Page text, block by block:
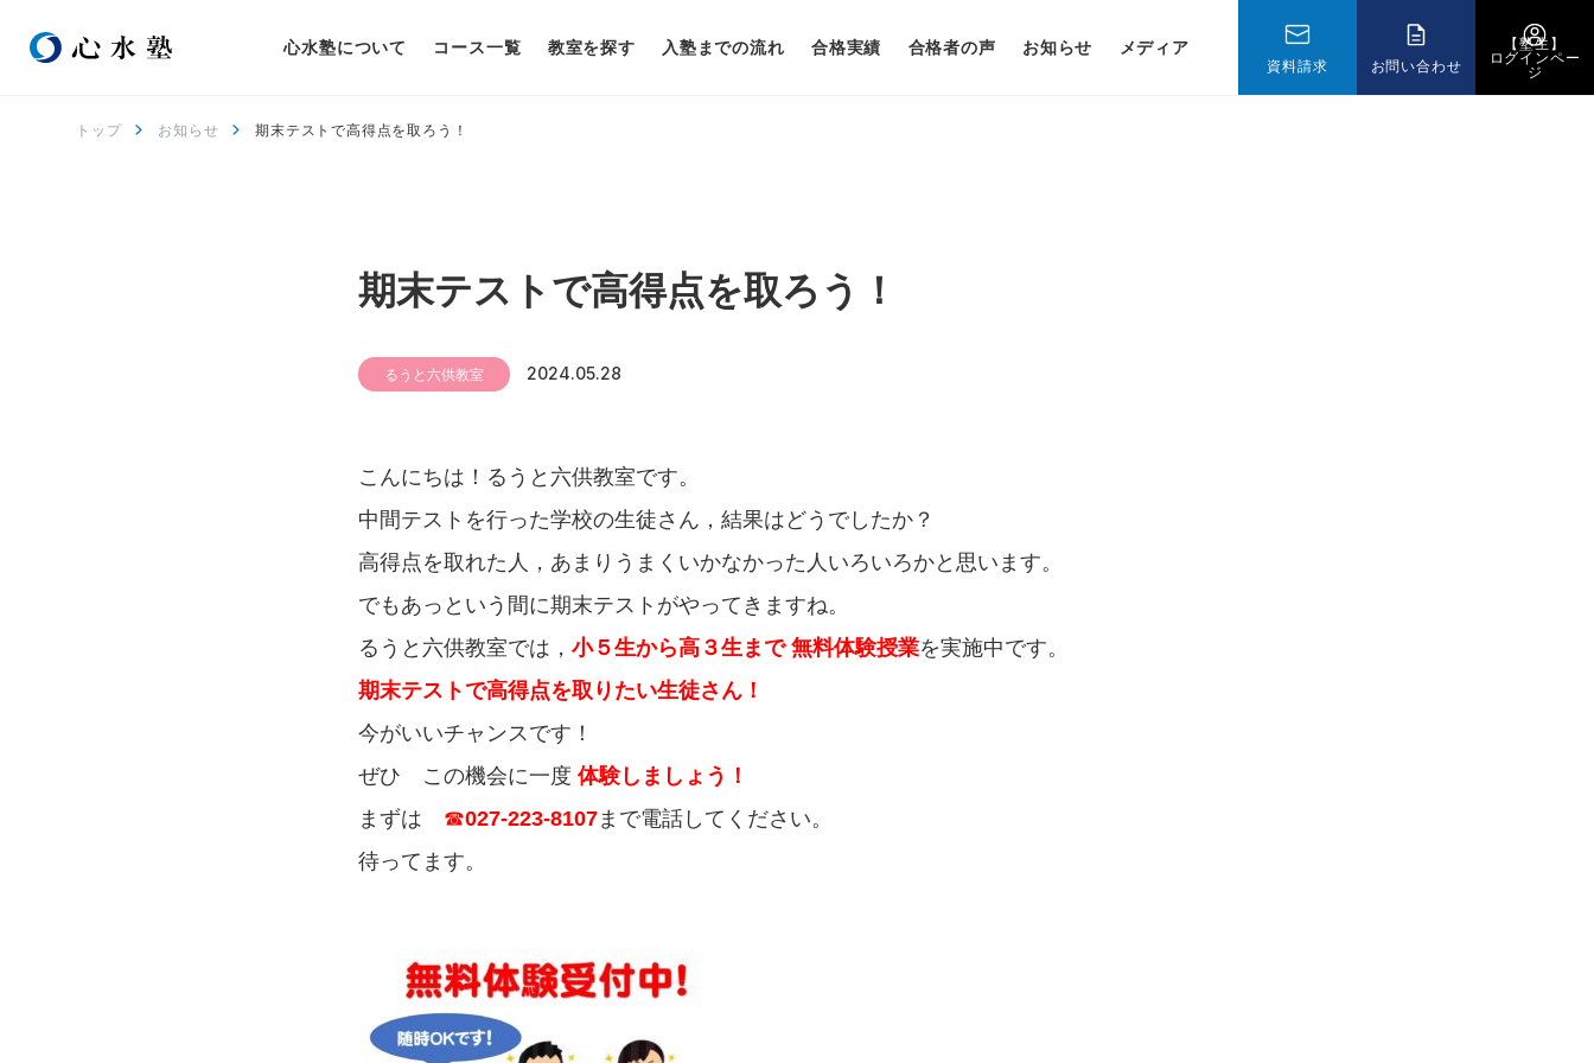
心水塾について コース一覧 教室を探す 入塾までの流れ 合格実績 合格者の声 お知らせ メディア
資料請求 お問い合わせ
【塾生】
ログインペー
ジ
トップ お知らせ 期末テストで高得点を取ろう！
期末テストで高得点を取ろう！
るうと六供教室 2024.05.28
こんにちは！るうと六供教室です。
中間テストを行った学校の生徒さん，結果はどうでしたか？
高得点を取れた人，あまりうまくいかなかった人いろいろかと思います。
でもあっという間に期末テストがやってきますね。
るうと六供教室では， 小５生から高３生まで 無料体験授業を実施中です。
期末テストで高得点を取りたい生徒さん！
今がいいチャンスです！
ぜひ この機会に一度 体験しましょう！
まずは ☎027-223-8107まで電話してください。
待ってます。